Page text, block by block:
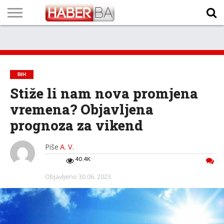
TECH
PROGRAM
PROGNOZA
PUTEVIMA
LISTA
NAMA
BIH
Stiže li nam nova promjena
vremena? Objavljena
prognoza za vikend
Piše A. V.
40.4K
Objavljeno 30.06. 2023.